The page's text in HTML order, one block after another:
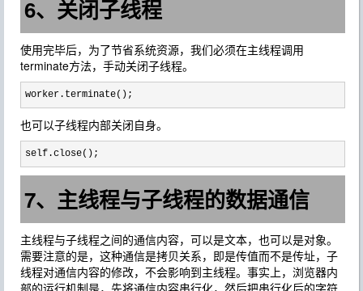
6、关闭子线程
使用完毕后，为了节省系统资源，我们必须在主线程调用
terminate方法，手动关闭子线程。
worker.terminate();
也可以子线程内部关闭自身。
self.close();
7、主线程与子线程的数据通信
主线程与子线程之间的通信内容，可以是文本，也可以是对象。
需要注意的是，这种通信是拷贝关系，即是传值而不是传址，子
线程对通信内容的修改，不会影响到主线程。事实上，浏览器内
部的运行机制是，先将通信内容串行化，然后把串行化后的字符